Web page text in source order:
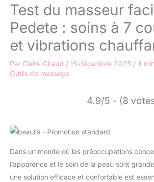
Test du masseur
Pedete : soins à 7
et vibrations
Par Claire Giraud / 15 décembre 2025 / 4
Outils de massage
4.9/5 - (8
Dans un monde où les préoccupations
l’apparence et le soin de la peau sont
une solution efficace et confortable est